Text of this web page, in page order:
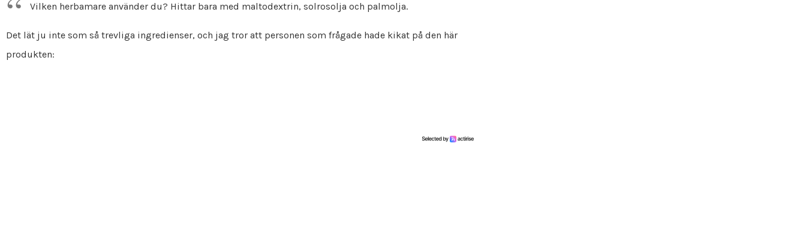
Vilken herbamare använder du? Hittar bara med maltodextrin, solrosolja och palmolja.
Det lät ju inte som så trevliga ingredienser, och jag tror att personen som frågade hade kikat på den här
produkten: